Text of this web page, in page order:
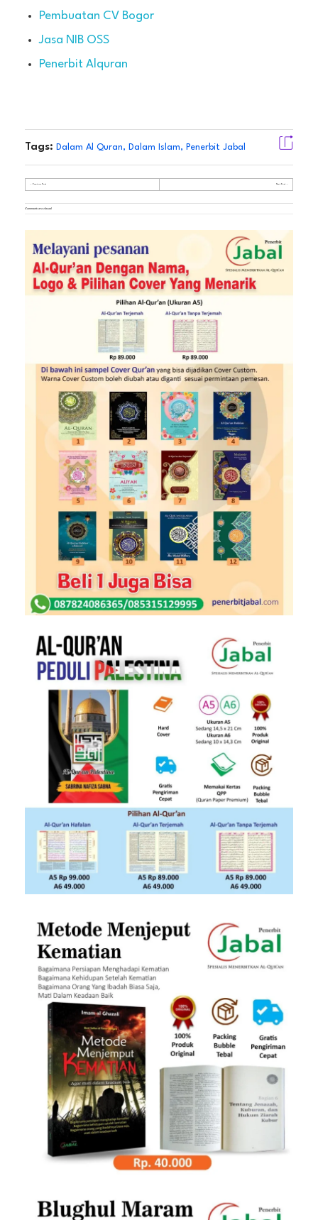
Pembuatan CV Bogor
Jasa NIB OSS
Penerbit Alquran
Tags: Dalam Al Quran, Dalam Islam, Penerbit Jabal
Previous Post Next Post
Comments are closed.